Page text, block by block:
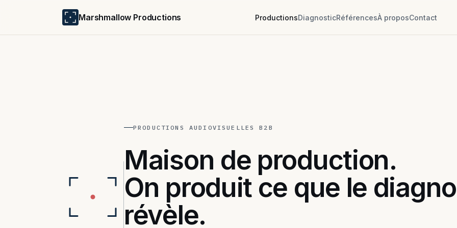
Marshmallow Productions ProductionsDiagnosticRéférencesÀ proposContact
À propos
PRODUCTIONS AUDIOVISUELLES B2B
Maison de production.
On produit ce que le
révèle.